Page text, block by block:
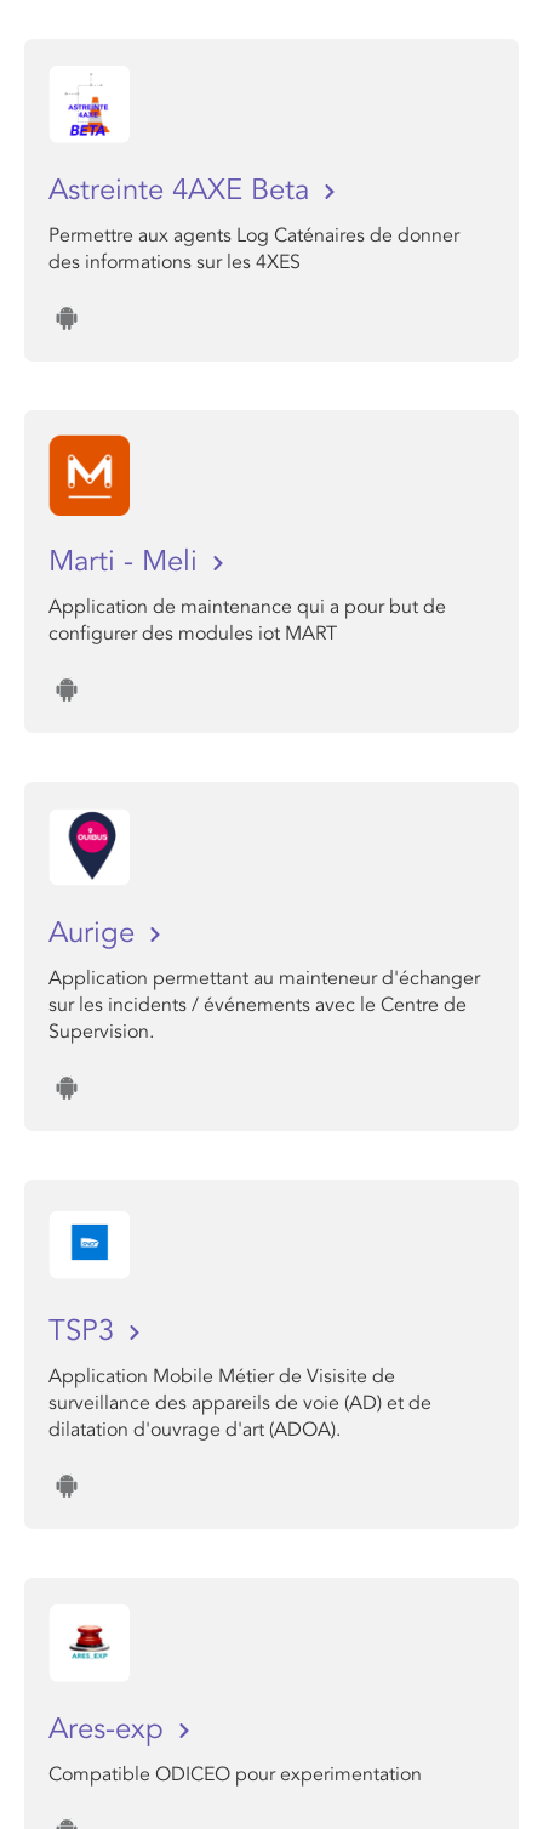
Astreinte 4AXE Beta
Permettre aux agents Log Caténaires de donner
des informations sur les 4XES
Marti - Meli
Application de maintenance qui a pour but de
configurer des modules iot MART
Aurige
Application permettant au mainteneur d'échanger
sur les incidents / événements avec le Centre de
Supervision.
TSP3
Application Mobile Métier de Visisite de
surveillance des appareils de voie (AD) et de
dilatation d'ouvrage d'art (ADOA).
Ares-exp
Compatible ODICEO pour experimentation